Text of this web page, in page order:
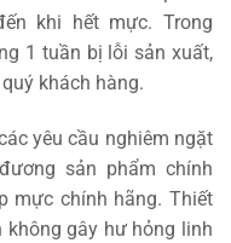
khi hết mực. Trong
1 tuần bị lỗi sản xuất,
khách hàng.
yêu cầu nghiêm ngặt
sản phẩm chính
mực chính hãng. Thiết
gây hư hỏng linh